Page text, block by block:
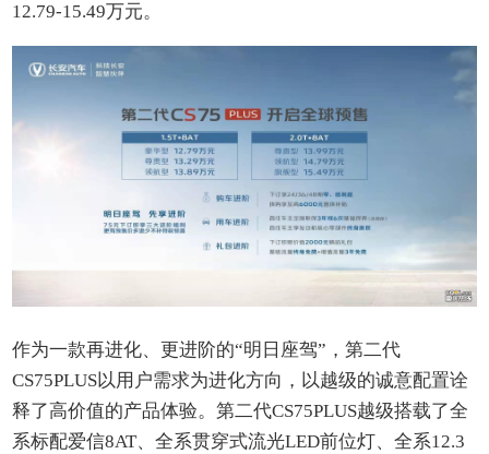
12.79-15.49万元。
作为一款再进化、更进阶的“明日座驾”，第二代
CS75PLUS以用户需求为进化方向，以越级的诚意配置诠
释了高价值的产品体验。第二代CS75PLUS越级搭载了全
系标配爱信8AT、全系贯穿式流光LED前位灯、全系12.3